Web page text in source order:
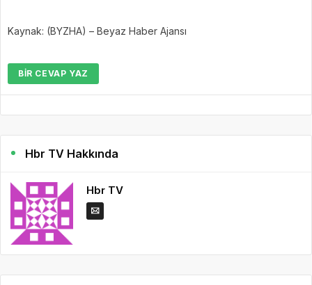
Kaynak: (BYZHA) – Beyaz Haber Ajansı
BIR CEVAP YAZ
Hbr TV Hakkında
Hbr TV